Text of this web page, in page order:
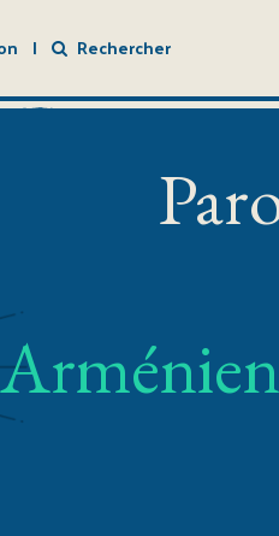
Rechercher